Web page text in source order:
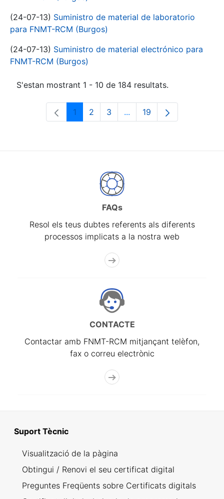
(24-07-13) Suministro de material de laboratorio
para FNMT-RCM (Burgos)
(24-07-13) Suministro de material electrónico para
FNMT-RCM (Burgos)
S'estan mostrant 1 - 10 de 184 resultats.
Pàgina
1 Pàgina
2 Pàgina
3 ...Pàgines intermèdies
Pàgina
19
FAQs
Resol els teus dubtes referents als diferents
processos implicats a la nostra web
CONTACTE
Contactar amb FNMT-RCM mitjançant telèfon,
fax o correu electrònic
Suport Tècnic
Visualització de la pàgina
Obtingui / Renovi el seu certificat digital
Preguntes Freqüents sobre Certificats digitals